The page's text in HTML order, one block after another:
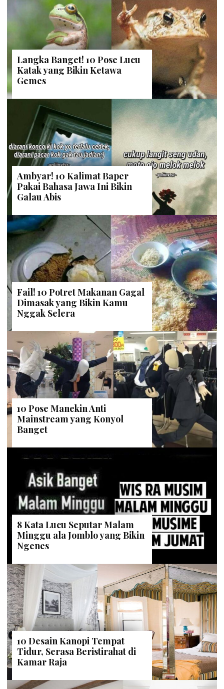
Langka Banget! 10 Pose Lucu
Katak yang Bikin Ketawa
Gemes
Ambyar! 10 Kalimat Baper
Pakai Bahasa Jawa Ini Bikin
Galau Abis
Fail! 10 Potret Makanan Gagal
Dimasak yang Bikin Kamu
Nggak Selera
10 Pose Manekin Anti
Mainstream yang Konyol
Banget
8 Kata Lucu Seputar Malam
Minggu ala Jomblo yang Bikin
Ngenes
10 Desain Kanopi Tempat
Tidur, Serasa Beristirahat di
Kamar Raja